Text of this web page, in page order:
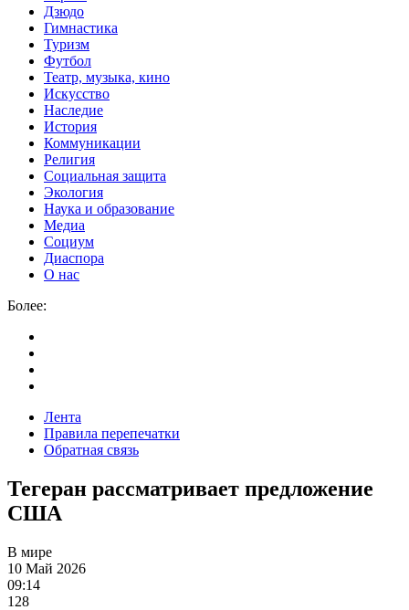
Дзюдо
Гимнастика
Туризм
Футбол
Театр, музыка, кино
Искусство
Наследие
История
Коммуникации
Религия
Социальная защита
Экология
Наука и образование
Медиа
Социум
Диаспора
О нас
Более:
Лента
Правила перепечатки
Обратная связь
Тегеран рассматривает предложение
США
В мире
10 Май 2026
09:14
128